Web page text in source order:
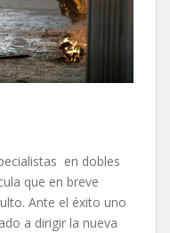
en dobles
que en breve
Ante el éxito uno
a dirigir la nueva